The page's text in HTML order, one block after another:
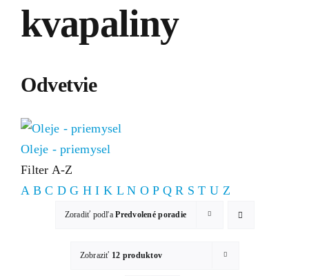
kvapaliny
Odvetvie
Oleje - priemysel
Filter A-Z
A B C D G H I K L N O P Q R S T U Z
Zoradiť podľaPredvolené poradie
Zobraziť 12 produktov